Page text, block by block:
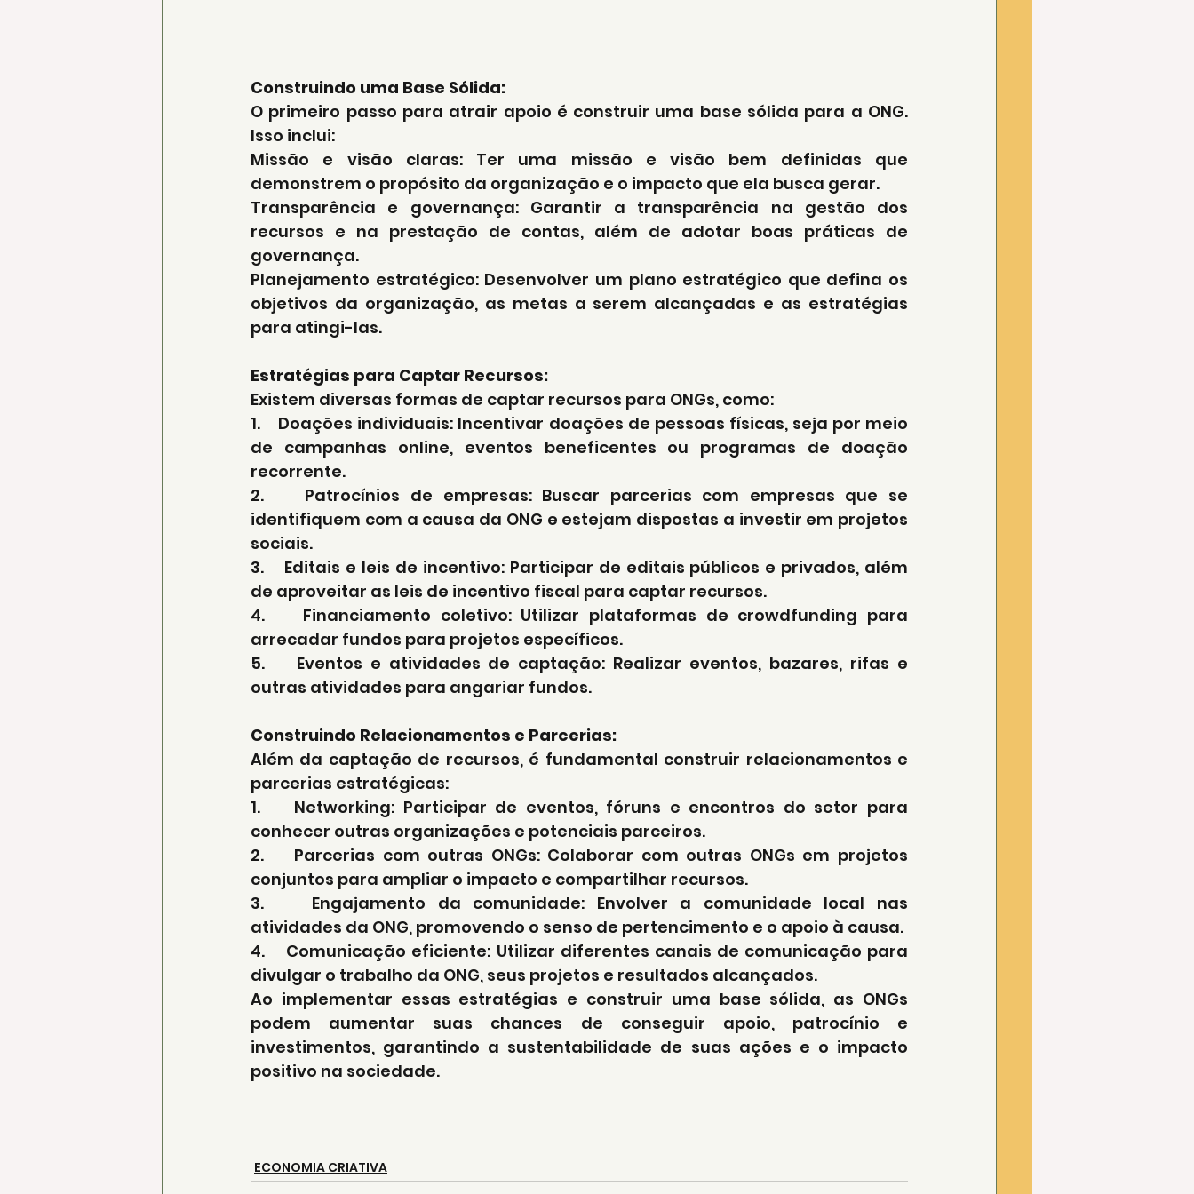
Construindo uma Base Sólida:
O primeiro passo para atrair apoio é construir uma base sólida para a ONG.
Isso inclui:
Missão e visão claras: Ter uma missão e visão bem definidas que
demonstrem o propósito da organização e o impacto que ela busca gerar.
Transparência e governança: Garantir a transparência na gestão dos
recursos e na prestação de contas, além de adotar boas práticas de
governança.
Planejamento estratégico: Desenvolver um plano estratégico que defina os
objetivos da organização, as metas a serem alcançadas e as estratégias
para atingi-las.
Estratégias para Captar Recursos:
Existem diversas formas de captar recursos para ONGs, como:
1.    Doações individuais: Incentivar doações de pessoas físicas, seja por meio
de campanhas online, eventos beneficentes ou programas de doação
recorrente.
2.    Patrocínios de empresas: Buscar parcerias com empresas que se
identifiquem com a causa da ONG e estejam dispostas a investir em projetos
sociais.
3.    Editais e leis de incentivo: Participar de editais públicos e privados, além
de aproveitar as leis de incentivo fiscal para captar recursos.
4.    Financiamento coletivo: Utilizar plataformas de crowdfunding para
arrecadar fundos para projetos específicos.
5.    Eventos e atividades de captação: Realizar eventos, bazares, rifas e
outras atividades para angariar fundos.
Construindo Relacionamentos e Parcerias:
Além da captação de recursos, é fundamental construir relacionamentos e
parcerias estratégicas:
1.    Networking: Participar de eventos, fóruns e encontros do setor para
conhecer outras organizações e potenciais parceiros.
2.    Parcerias com outras ONGs: Colaborar com outras ONGs em projetos
conjuntos para ampliar o impacto e compartilhar recursos.
3.    Engajamento da comunidade: Envolver a comunidade local nas
atividades da ONG, promovendo o senso de pertencimento e o apoio à causa.
4.    Comunicação eficiente: Utilizar diferentes canais de comunicação para
divulgar o trabalho da ONG, seus projetos e resultados alcançados.
Ao implementar essas estratégias e construir uma base sólida, as ONGs
podem aumentar suas chances de conseguir apoio, patrocínio e
investimentos, garantindo a sustentabilidade de suas ações e o impacto
positivo na sociedade.
ECONOMIA CRIATIVA